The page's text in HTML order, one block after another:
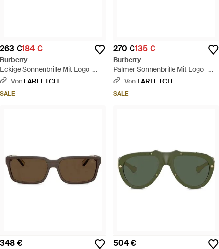
263 €184 €
Burberry
Eckige Sonnenbrille Mit Logo-
Schild - Schwarz
Von FARFETCH
SALE
270 €135 €
Burberry
Palmer Sonnenbrille Mit Logo -
Schwarz
Von FARFETCH
SALE
348 € 504 €